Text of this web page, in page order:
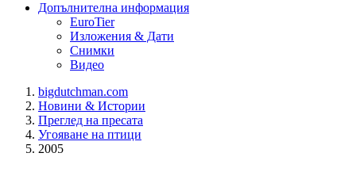
Допълнителна информация
EuroTier
Изложения & Дати
Снимки
Видео
bigdutchman.com
Новини & Истории
Преглед на пресата
Угояване на птици
2005